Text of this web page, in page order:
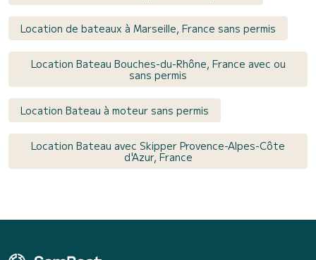
Location de bateaux à Marseille, France sans permis
Location Bateau Bouches-du-Rhône, France avec ou
sans permis
Location Bateau à moteur sans permis
Location Bateau avec Skipper Provence-Alpes-Côte
d'Azur, France